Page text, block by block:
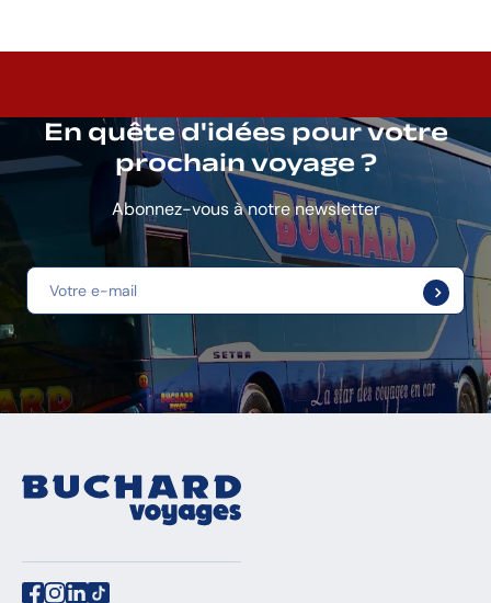
En quête d'idées pour votre
prochain voyage ?
Abonnez-vous à notre newsletter